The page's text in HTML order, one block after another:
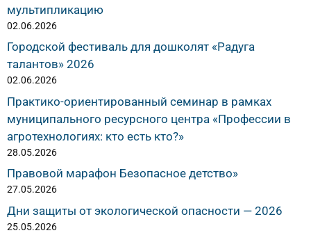
мультипликацию
02.06.2026
Городской фестиваль для дошколят «Радуга
талантов» 2026
02.06.2026
Практико-ориентированный семинар в рамках
муниципального ресурсного центра «Профессии в
агротехнологиях: кто есть кто?»
28.05.2026
Правовой марафон Безопасное детство»
27.05.2026
Дни защиты от экологической опасности — 2026
25.05.2026